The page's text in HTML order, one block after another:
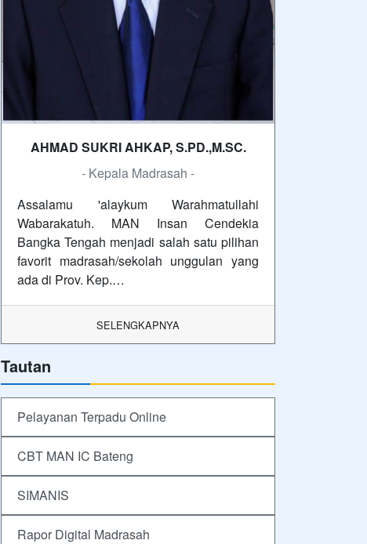
AHMAD SUKRI AHKAP, S.PD.,M.SC.
- Kepala Madrasah -
Assalamu 'alaykum Warahmatullahi
Wabarakatuh. MAN Insan Cendekia
Bangka Tengah menjadi salah satu pilihan
favorit madrasah/sekolah unggulan yang
ada di Prov. Kep.…
SELENGKAPNYA
Tautan
Pelayanan Terpadu Online
CBT MAN IC Bateng
SIMANIS
Rapor Digital Madrasah